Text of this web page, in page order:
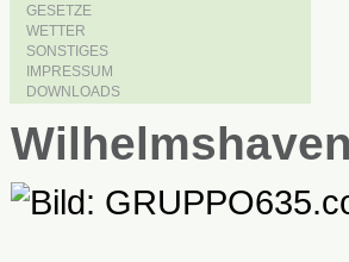
GESETZE
WETTER
SONSTIGES
IMPRESSUM
DOWNLOADS